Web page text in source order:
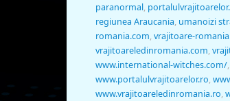
paranormal,
regiunea Araucania, umanoizi
romania.com,vrajitoare-
vrajitoareledinromania.com,
www.international-witches.com/,
www.portalulvrajitoarelor.ro,
www.vrajitoareledinromania.ro,